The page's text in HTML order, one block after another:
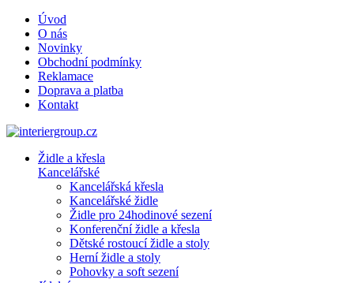
Úvod
O nás
Novinky
Obchodní podmínky
Reklamace
Doprava a platba
Kontakt
Židle a křesla
Kancelářské
Kancelářská křesla
Kancelářské židle
Židle pro 24hodinové sezení
Konferenční židle a křesla
Dětské rostoucí židle a stoly
Herní židle a stoly
Pohovky a soft sezení